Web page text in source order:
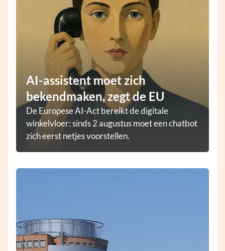
AI-assistent moet zich
bekendmaken, zegt de EU
De Europese AI-Act bereikt de digitale
winkelvloer: sinds 2 augustus moet een chatbot
zich eerst netjes voorstellen.